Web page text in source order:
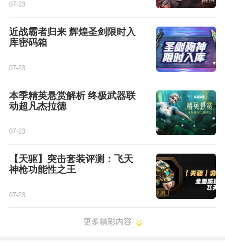
07-23
近战霸者归来 辉煌圣剑限时入
库密码箱
07-23
本季精英悬赏解析 终极武器联
动超凡杰拉德
07-23
【天驱】突击套装评测：飞天
神枪功能性之王
07-23
更多精彩内容